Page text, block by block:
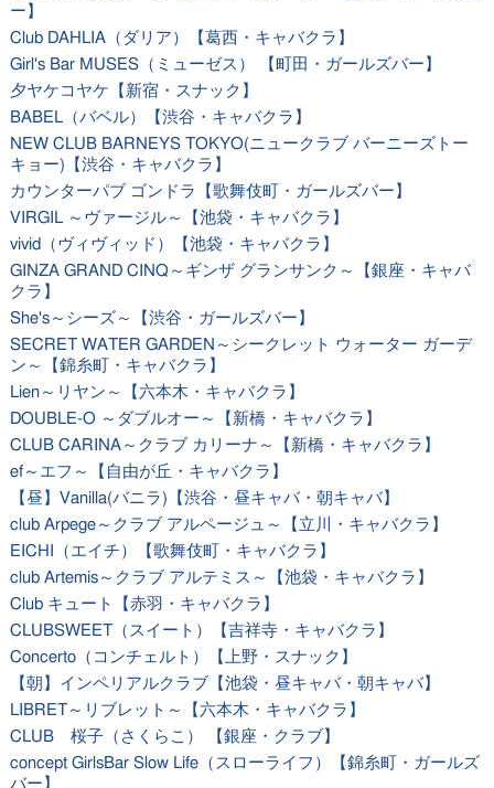
ー】
Club DAHLIA（ダリア）【葛西・キャバクラ】
Girl's Bar MUSES（ミューゼス） 【町田・ガールズバー】
夕ヤケコヤケ【新宿・スナック】
BABEL（バベル）【渋谷・キャバクラ】
NEW CLUB BARNEYS TOKYO(ニュークラブ バーニーズトー
キョー)【渋谷・キャバクラ】
カウンターパブ ゴンドラ【歌舞伎町・ガールズバー】
VIRGIL ～ヴァージル～【池袋・キャバクラ】
vivid（ヴィヴィッド）【池袋・キャバクラ】
GINZA GRAND CINQ～ギンザ グランサンク～【銀座・キャバ
クラ】
She's～シーズ～【渋谷・ガールズバー】
SECRET WATER GARDEN～シークレット ウォーター ガーデ
ン～【錦糸町・キャバクラ】
Lien～リヤン～【六本木・キャバクラ】
DOUBLE-O ～ダブルオー～【新橋・キャバクラ】
CLUB CARINA～クラブ カリーナ～【新橋・キャバクラ】
ef～エフ～【自由が丘・キャバクラ】
【昼】Vanilla(バニラ)【渋谷・昼キャバ・朝キャバ】
club Arpege～クラブ アルページュ～【立川・キャバクラ】
EICHI（エイチ）【歌舞伎町・キャバクラ】
club Artemis～クラブ アルテミス～【池袋・キャバクラ】
Club キュート【赤羽・キャバクラ】
CLUBSWEET（スイート）【吉祥寺・キャバクラ】
Concerto（コンチェルト）【上野・スナック】
【朝】インペリアルクラブ【池袋・昼キャバ・朝キャバ】
LIBRET～リブレット～【六本木・キャバクラ】
CLUB 桜子（さくらこ） 【銀座・クラブ】
concept GirlsBar Slow Life（スローライフ）【錦糸町・ガールズ
バー】